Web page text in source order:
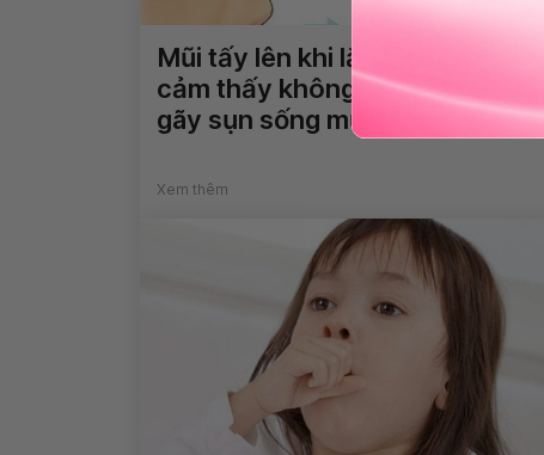
Mũi tấy lên khi lắc đầu nhẹ và
cảm thấy không chắc chắn sau
gãy sụn sống mũi phải làm gì?
Xem thêm